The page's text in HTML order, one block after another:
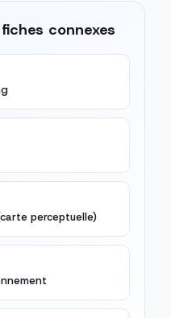
connexes
perceptuelle)